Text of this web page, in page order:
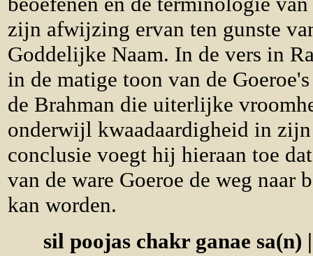
zijn afwijzing ervan ten gunste
Goddelijke Naam. In de vers in
in de matige toon van de
de Brahman die uiterlijke
onderwijl kwaadaardigheid in
conclusie voegt hij hieraan toe
van de ware Goeroe de weg naar
kan worden.
sil poojas chakr ganae sa(n)